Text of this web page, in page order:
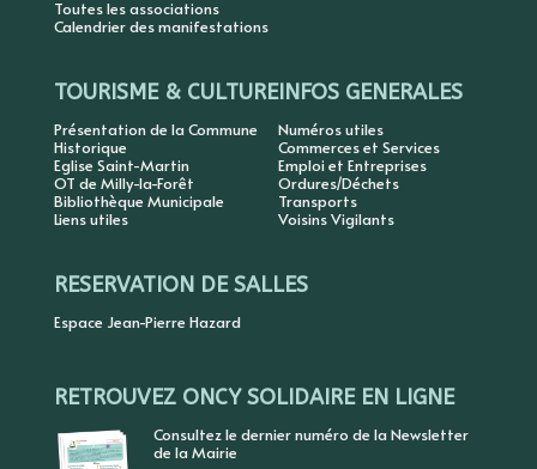
Toutes les associations
Calendrier des manifestations
TOURISME & CULTURE
Présentation de la Commune
Historique
Eglise Saint-Martin
OT de Milly-la-Forêt
Bibliothèque Municipale
Liens utiles
INFOS GENERALES
Numéros utiles
Commerces et Services
Emploi et Entreprises
Ordures/Déchets
Transports
Voisins Vigilants
RESERVATION DE SALLES
Espace Jean-Pierre Hazard
RETROUVEZ ONCY SOLIDAIRE EN LIGNE
Consultez le dernier numéro de la Newsletter
de la Mairie